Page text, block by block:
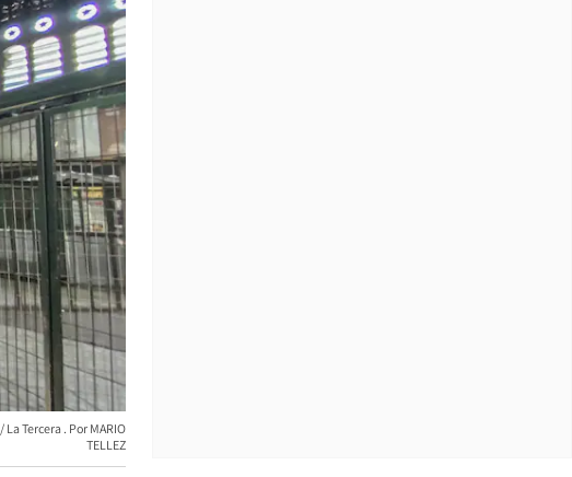
La Tercera
MARIO
TELLEZ